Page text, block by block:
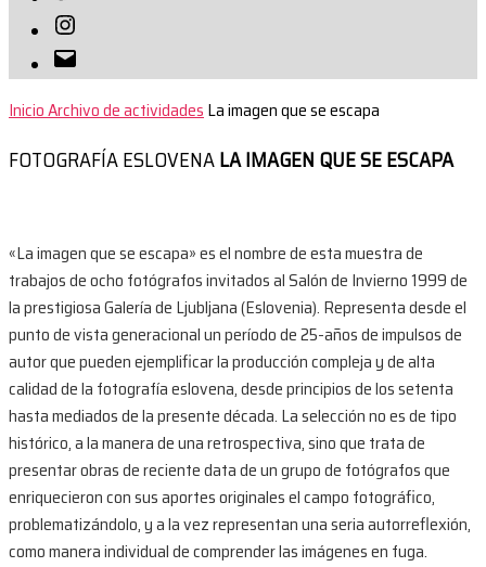
Instagram
Correo
electrónico
InicioArchivo de actividadesLa imagen que se escapa
FOTOGRAFÍA ESLOVENALA IMAGEN QUE SE ESCAPA
«La imagen que se escapa» es el nombre de esta muestra de
trabajos de ocho fotógrafos invitados al Salón de Invierno 1999 de
la prestigiosa Galería de Ljubljana (Eslovenia). Representa desde el
punto de vista generacional un período de 25-años de impulsos de
autor que pueden ejemplificar la producción compleja y de alta
calidad de la fotografía eslovena, desde principios de los setenta
hasta mediados de la presente década. La selección no es de tipo
histórico, a la manera de una retrospectiva, sino que trata de
presentar obras de reciente data de un grupo de fotógrafos que
enriquecieron con sus aportes originales el campo fotográfico,
problematizándolo, y a la vez representan una seria autorreflexión,
como manera individual de comprender las imágenes en fuga.